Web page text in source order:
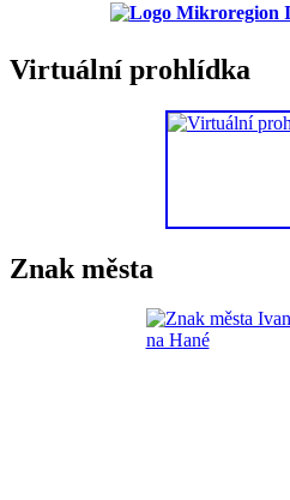
Virtuální prohlídka
Znak města